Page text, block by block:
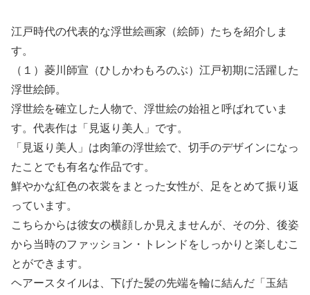
江戸時代の代表的な浮世絵画家（絵師）たちを紹介しま
す。
（１）菱川師宣（ひしかわもろのぶ）江戸初期に活躍した
浮世絵師。
浮世絵を確立した人物で、浮世絵の始祖と呼ばれていま
す。代表作は「見返り美人」です。
「見返り美人」は肉筆の浮世絵で、切手のデザインになっ
たことでも有名な作品です。
鮮やかな紅色の衣裳をまとった女性が、足をとめて振り返
っています。
こちらからは彼女の横顔しか見えませんが、その分、後姿
から当時のファッション・トレンドをしっかりと楽しむこ
とができます。
ヘアースタイルは、下げた髪の先端を輪に結んだ「玉結